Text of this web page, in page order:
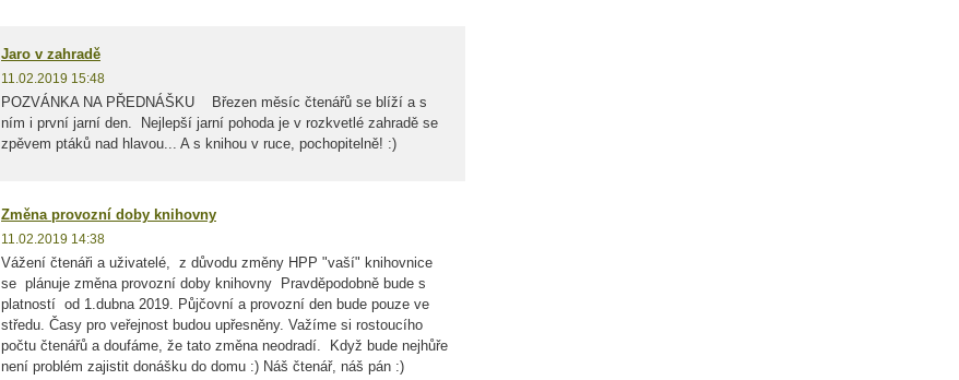
Jaro v zahradě
11.02.2019 15:48
POZVÁNKA NA PŘEDNÁŠKU Březen měsíc čtenářů se blíží a s
ním i první jarní den. Nejlepší jarní pohoda je v rozkvetlé zahradě se
zpěvem ptáků nad hlavou... A s knihou v ruce, pochopitelně! :)
Změna provozní doby knihovny
11.02.2019 14:38
Vážení čtenáři a uživatelé, z důvodu změny HPP "vaší" knihovnice
se plánuje změna provozní doby knihovny Pravděpodobně bude s
platností od 1.dubna 2019. Půjčovní a provozní den bude pouze ve
středu. Časy pro veřejnost budou upřesněny. Važíme si rostoucího
počtu čtenářů a doufáme, že tato změna neodradí. Když bude nejhůře
není problém zajistit donášku do domu :) Náš čtenář, náš pán :)